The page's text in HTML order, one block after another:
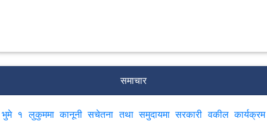
समाचार
भुमे १ लुकुममा कानूनी सचेतना तथा समुदायमा सरकारी वकील कार्यक्रम